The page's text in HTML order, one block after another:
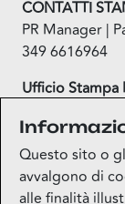
CONTATTI
PR Manager |
349 6616964
Ufficio
Email:
Questo sito o
avvalgono di
alle finalità